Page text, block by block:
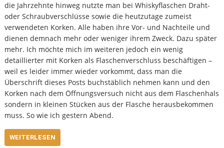
die Jahrzehnte hinweg nutzte man bei Whiskyflaschen Draht-
oder Schraubverschlüsse sowie die heutzutage zumeist
verwendeten Korken. Alle haben ihre Vor- und Nachteile und
dienen demnach mehr oder weniger ihrem Zweck. Dazu später
mehr. Ich möchte mich im weiteren jedoch ein wenig
detaillierter mit Korken als Flaschenverschluss beschäftigen –
weil es leider immer wieder vorkommt, dass man die
Überschrift dieses Posts buchstäblich nehmen kann und den
Korken nach dem Öffnungsversuch nicht aus dem Flaschenhals
sondern in kleinen Stücken aus der Flasche herausbekommen
muss. So wie ich gestern Abend.
WEITERLESEN